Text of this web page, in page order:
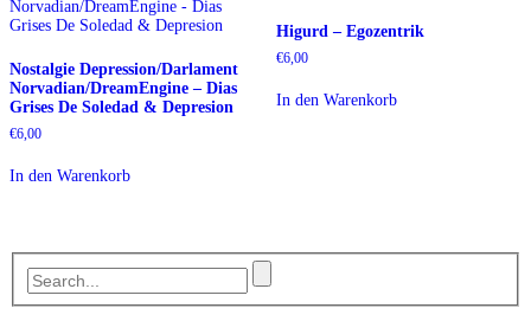
Nostalgie Depression/Darlament
Norvadian/DreamEngine – Dias
Grises De Soledad & Depresion
€6,00
In den Warenkorb
Higurd – Egozentrik
€6,00
In den Warenkorb